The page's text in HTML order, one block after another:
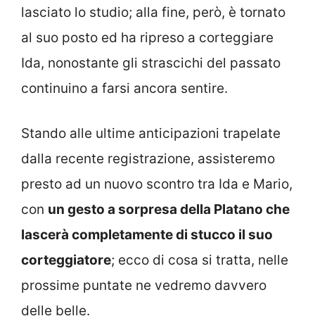
lasciato lo studio; alla fine, però, è tornato
al suo posto ed ha ripreso a corteggiare
Ida, nonostante gli strascichi del passato
continuino a farsi ancora sentire.
Stando alle ultime anticipazioni trapelate
dalla recente registrazione, assisteremo
presto ad un nuovo scontro tra Ida e Mario,
con un gesto a sorpresa della Platano che
lascerà completamente di stucco il suo
corteggiatore; ecco di cosa si tratta, nelle
prossime puntate ne vedremo davvero
delle belle.